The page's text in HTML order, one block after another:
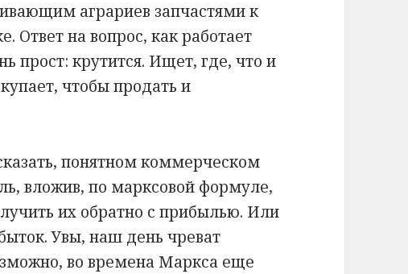
аграриев запчастями к
Ответ на вопрос, как работает
прост: крутится. Ищет, где, что и
чтобы продать и
понятном коммерческом
вложив, по марксовой формуле,
их обратно с прибылью. Или
Увы, наш день чреват
во времена Маркса еще